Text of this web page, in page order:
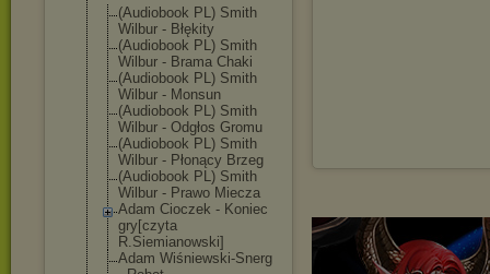
(Audiobook PL) Smith
Wilbur - Błękity
(Audiobook PL) Smith
Wilbur - Brama Chaki
(Audiobook PL) Smith
Wilbur - Monsun
(Audiobook PL) Smith
Wilbur - Odgłos Gromu
(Audiobook PL) Smith
Wilbur - Płonący Brzeg
(Audiobook PL) Smith
Wilbur - Prawo Miecza
Adam Cioczek - Koniec
gry[czyta
R.Siemianowski]
Adam Wiśniewski-Snerg